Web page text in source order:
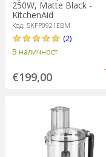
250W, Matte Black -
KitchenAid
Код: 5KFP0921EBM
(2)
В наличност
€199,00